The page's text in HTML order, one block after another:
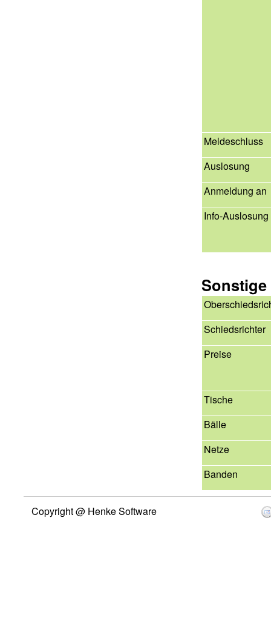
Meldeschluss
Auslosung
Anmeldung an
Info-Auslosung
Schiedsrichter
Preise
Tische
Bälle
Netze
Banden
Copyright @ Henke Software